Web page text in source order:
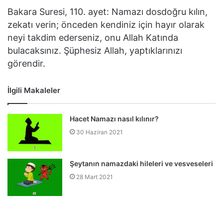
Bakara Suresi, 110. ayet: Namazı dosdoğru kılın,
zekatı verin; önceden kendiniz için hayır olarak
neyi takdim ederseniz, onu Allah Katında
bulacaksınız. Şüphesiz Allah, yaptıklarınızı
görendir.
İlgili Makaleler
Hacet Namazı nasıl kılınır?
30 Haziran 2021
Şeytanın namazdaki hileleri ve vesveseleri
28 Mart 2021